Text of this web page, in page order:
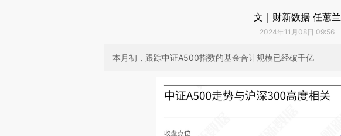
文｜财新数据 任蕙兰
2024年11月08日 09:56
本月初，跟踪中证A500指数的基金合计规模已经破千亿